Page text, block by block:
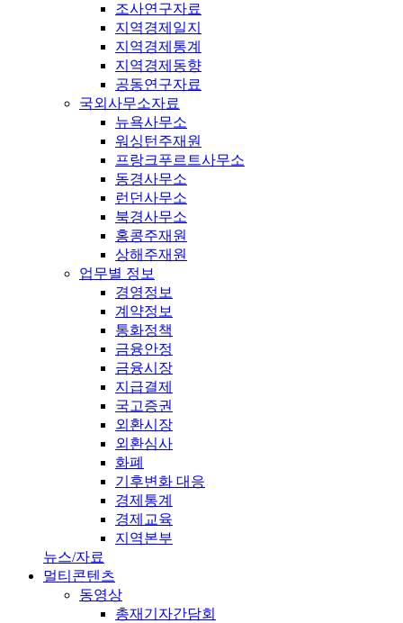
조사연구자료
지역경제일지
지역경제통계
지역경제동향
공동연구자료
국외사무소자료
뉴욕사무소
워싱턴주재원
프랑크푸르트사무소
동경사무소
런던사무소
북경사무소
홍콩주재원
상해주재원
업무별 정보
경영정보
계약정보
통화정책
금융안정
금융시장
지급결제
국고증권
외환시장
외환심사
화폐
기후변화 대응
경제통계
경제교육
지역본부
뉴스/자료
멀티콘텐츠
동영상
총재기자간담회